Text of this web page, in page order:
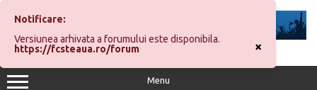
Sari
conținut
Menu
×
Notificare:
Versiunea arhivata a forumului este disponibila.
https://fcsteaua.ro/forum